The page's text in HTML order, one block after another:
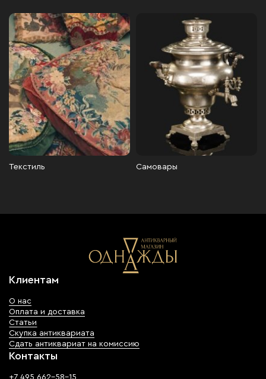
Текстиль Самовары
Клиентам
О нас
Оплата и доставка
Статьи
Скупка антиквариата
Сдать антиквариат на комиссию
Контакты
+7 495 662-58-15